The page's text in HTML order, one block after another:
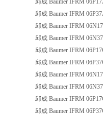
邱成 Baumer IFRM
邱成 Baumer IFRM
邱成 Baumer IFRM
邱成 Baumer IFRM
邱成 Baumer IFRM
邱成 Baumer IFRM
邱成 Baumer IFRM
邱成 Baumer IFRM
邱成 Baumer IFRM
邱成 Baumer IFRM